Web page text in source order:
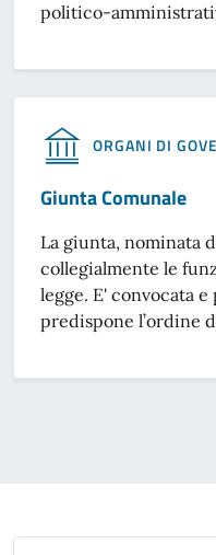
politico-
ORGANI DI
Giunta Comunale
La giunta, nominata
collegialmente le
legge. E' convocata
predispone l’ordine